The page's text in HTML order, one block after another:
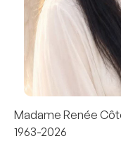
Madame Renée
1963-2026